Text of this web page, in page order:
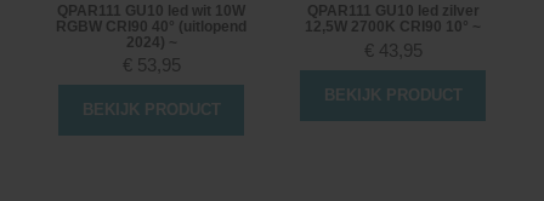
QPAR111 GU10 led wit 10W
RGBW CRI90 40° (uitlopend
2024) ~
€ 53,95
BEKIJK PRODUCT
QPAR111 GU10 led zilver
12,5W 2700K CRI90 10° ~
€ 43,95
BEKIJK PRODUCT